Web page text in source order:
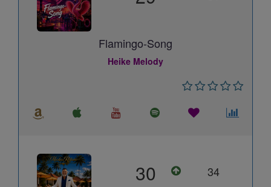
Flamingo-Song
Heike Melody
30 34